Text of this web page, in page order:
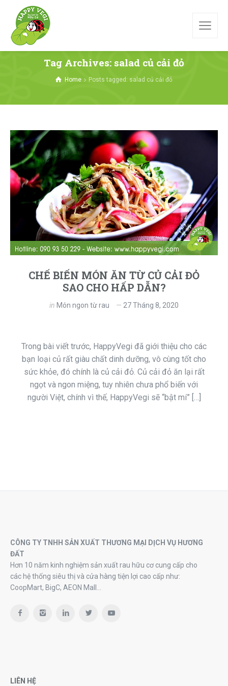
Tag Archives: salad củ cải đỏ
Home Posts tagged: salad củ cải đỏ
CHẾ BIẾN MÓN ĂN TỪ CỦ CẢI ĐỎ
SAO CHO HẤP DẪN?
in Món ngon từ rau 27 Tháng 8, 2020
Trong bài viết trước, HappyVegi đã giới thiệu cho các
bạn loại củ rất giàu chất dinh dưỡng, vô cùng tốt cho
sức khỏe, đó chính là củ cải đỏ. Củ cải đỏ ăn lại rất
ngọt và ngon miệng, tuy nhiên chưa phổ biến với
người Việt, chính vì thế, HappyVegi sẽ “bật mí” […]
CÔNG TY TNHH SẢN XUẤT THƯƠNG MẠI DỊCH VỤ HƯƠNG
ĐẤT
Hơn 10 năm kinh nghiệm sản xuất rau hữu cơ cung cấp cho
các hệ thống siêu thị và cửa hàng tiện lợi cao cấp như:
CoopMart, BigC, AEON Mall…
LIÊN HỆ